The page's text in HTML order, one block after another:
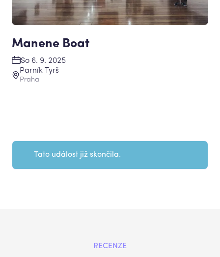
Manene Boat
So 6. 9. 2025
Parník Tyrš
Praha
Tato událost již skončila.
RECENZE